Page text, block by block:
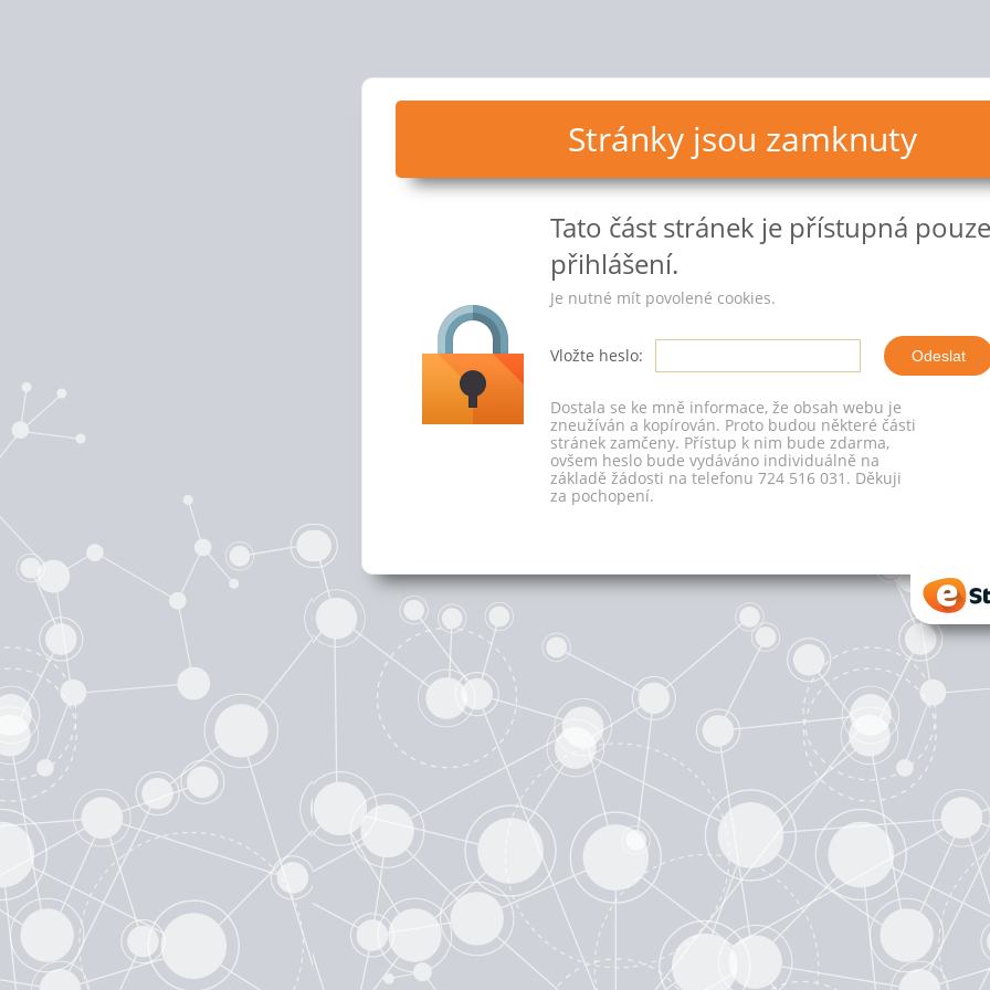
Stránky jsou zamknuty
Tato část stránek je přístupná
přihlášení.
Je nutné mít povolené cookies.
Vložte heslo:
Dostala se ke mně informace, že obsah webu je
zneužíván a kopírován. Proto budou některé části
stránek zamčeny. Přístup k nim bude zdarma,
ovšem heslo bude vydáváno individuálně na
základě žádosti na telefonu 724 516 031. Děkuji
za pochopení.